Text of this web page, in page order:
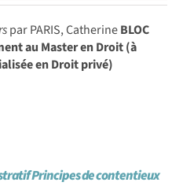
par PARIS, CatherineBLOC
au Master en Droit (à
en Droit privé)
Principes de contentieux